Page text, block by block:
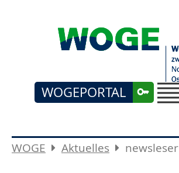
WOGEPORTAL
WOGE Aktuelles newsleser